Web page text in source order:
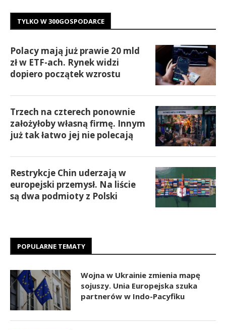
TYLKO W 300GOSPODARCE
Polacy mają już prawie 20 mld
zł w ETF-ach. Rynek widzi
dopiero początek wzrostu
Trzech na czterech ponownie
założyłoby własną firmę. Innym
już tak łatwo jej nie polecają
Restrykcje Chin uderzają w
europejski przemysł. Na liście
są dwa podmioty z Polski
POPULARNE TEMATY
Wojna w Ukrainie zmienia mapę
sojuszy. Unia Europejska szuka
partnerów w Indo-Pacyfiku